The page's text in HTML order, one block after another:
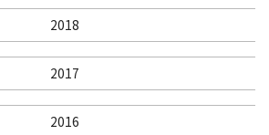
2018
2017
2016